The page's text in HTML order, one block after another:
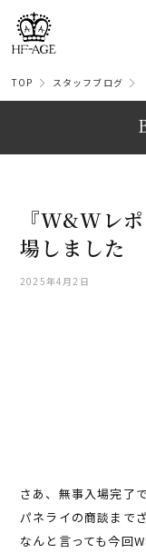
TOP スタッフブログ
『W&Wレ
場しました
2025年4月2日
さあ、無事入場完了
パネライの商談まで
なんと言っても今回